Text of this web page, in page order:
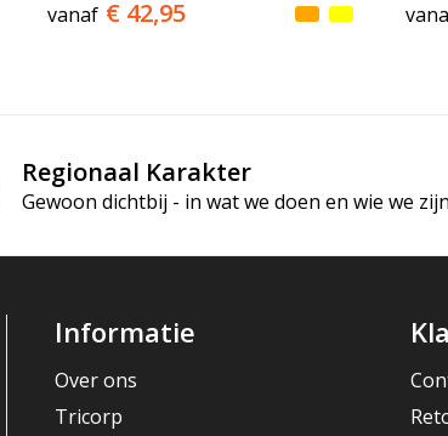
vanaf € 42,95
Regionaal Karakter
Gewoon dichtbij - in wat we doen en wie we
Informatie
Over ons
Tricorp